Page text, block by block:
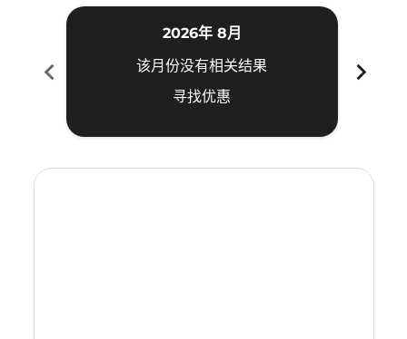
chevron_left
2026年 8月
该月份没有相关结果
寻找优惠
chevron_right